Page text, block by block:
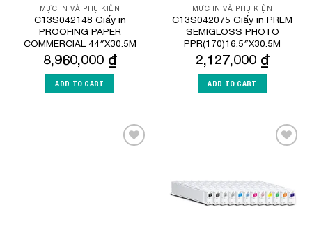
MỰC IN VÀ PHỤ KIỆN
C13S042148 Giấy in
PROOFING PAPER
COMMERCIAL 44″X30.5M
8,960,000 ₫
ADD TO CART
MỰC IN VÀ PHỤ KIỆN
C13S042075 Giấy in PREM
SEMIGLOSS PHOTO
PPR(170)16.5″X30.5M
2,127,000 ₫
ADD TO CART